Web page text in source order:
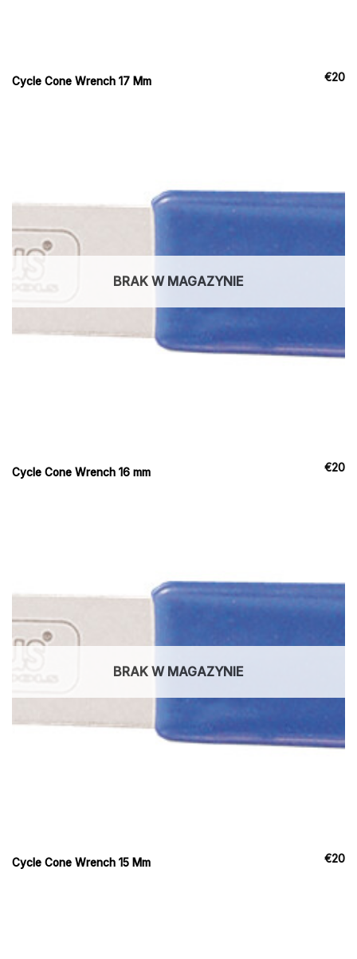
Cycle Cone Wrench 17 Mm €20
BRAK W MAGAZYNIE
Cycle Cone Wrench 16 mm €20
BRAK W MAGAZYNIE
Cycle Cone Wrench 15 Mm €20